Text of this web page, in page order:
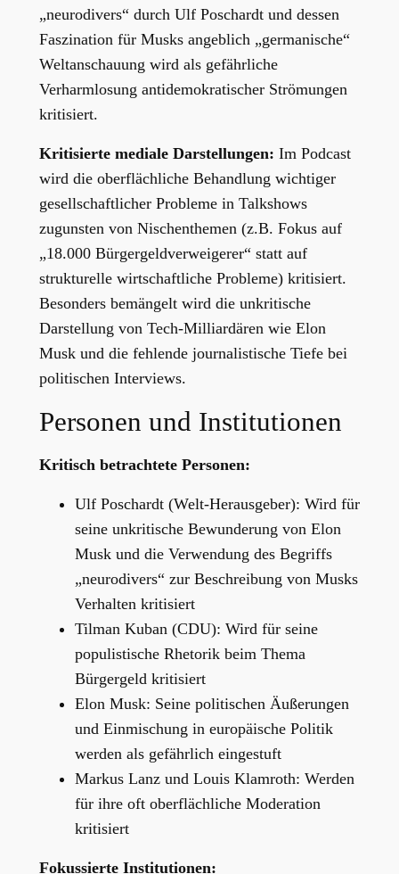
„neurodivers“ durch Ulf Poschardt und dessen
Faszination für Musks angeblich „germanische“
Weltanschauung wird als gefährliche
Verharmlosung antidemokratischer Strömungen
kritisiert.
Kritisierte mediale Darstellungen: Im Podcast
wird die oberflächliche Behandlung wichtiger
gesellschaftlicher Probleme in Talkshows
zugunsten von Nischenthemen (z.B. Fokus auf
„18.000 Bürgergeldverweigerer“ statt auf
strukturelle wirtschaftliche Probleme) kritisiert.
Besonders bemängelt wird die unkritische
Darstellung von Tech-Milliardären wie Elon
Musk und die fehlende journalistische Tiefe bei
politischen Interviews.
Personen und Institutionen
Kritisch betrachtete Personen:
Ulf Poschardt (Welt-Herausgeber): Wird für
seine unkritische Bewunderung von Elon
Musk und die Verwendung des Begriffs
„neurodivers“ zur Beschreibung von Musks
Verhalten kritisiert
Tilman Kuban (CDU): Wird für seine
populistische Rhetorik beim Thema
Bürgergeld kritisiert
Elon Musk: Seine politischen Äußerungen
und Einmischung in europäische Politik
werden als gefährlich eingestuft
Markus Lanz und Louis Klamroth: Werden
für ihre oft oberflächliche Moderation
kritisiert
Fokussierte Institutionen: